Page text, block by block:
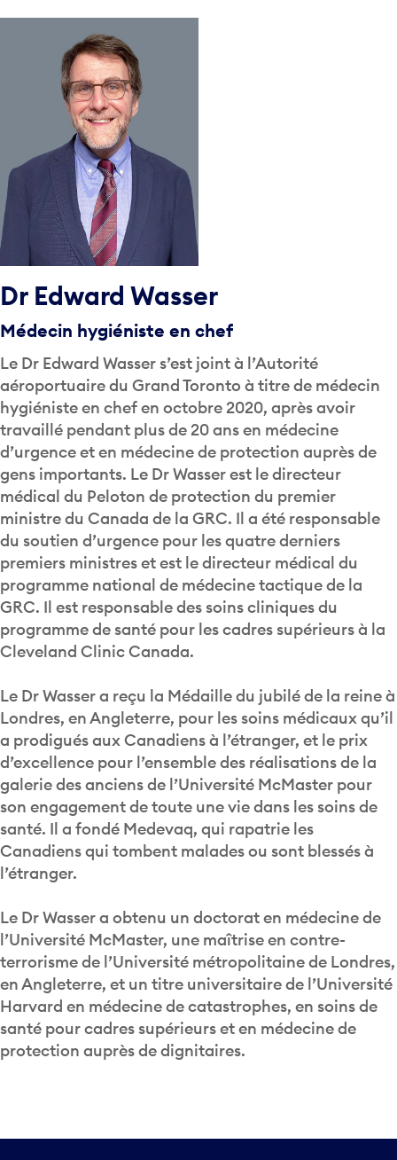
Dr Edward Wasser
Médecin hygiéniste en chef
Le Dr Edward Wasser s’est joint à l’Autorité
aéroportuaire du Grand Toronto à titre de médecin
hygiéniste en chef en octobre 2020, après avoir
travaillé pendant plus de 20 ans en médecine
d’urgence et en médecine de protection auprès de
gens importants. Le Dr Wasser est le directeur
médical du Peloton de protection du premier
ministre du Canada de la GRC. Il a été responsable
du soutien d’urgence pour les quatre derniers
premiers ministres et est le directeur médical du
programme national de médecine tactique de la
GRC. Il est responsable des soins cliniques du
programme de santé pour les cadres supérieurs à la
Cleveland Clinic Canada.
Le Dr Wasser a reçu la Médaille du jubilé de la reine à
Londres, en Angleterre, pour les soins médicaux qu’il
a prodigués aux Canadiens à l’étranger, et le prix
d’excellence pour l’ensemble des réalisations de la
galerie des anciens de l’Université McMaster pour
son engagement de toute une vie dans les soins de
santé. Il a fondé Medevaq, qui rapatrie les
Canadiens qui tombent malades ou sont blessés à
l’étranger.
Le Dr Wasser a obtenu un doctorat en médecine de
l’Université McMaster, une maîtrise en contre-
terrorisme de l’Université métropolitaine de Londres,
en Angleterre, et un titre universitaire de l’Université
Harvard en médecine de catastrophes, en soins de
santé pour cadres supérieurs et en médecine de
protection auprès de dignitaires.